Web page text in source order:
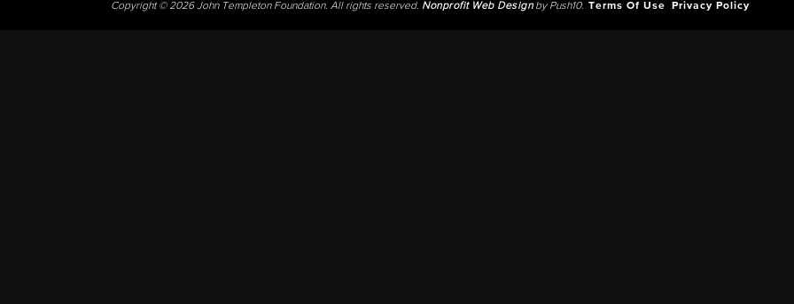
Copyright © 2026 John Templeton Foundation. All rights reserved. Nonprofit Web Designby Push10. Terms Of Use Privacy Policy